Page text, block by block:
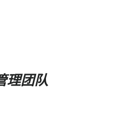
理团队